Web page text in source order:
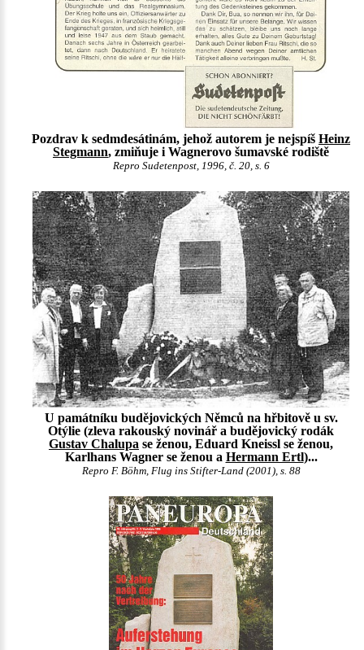
Pozdrav k sedmdesátinám, jehož autorem je nejspíš Heinz
Stegmann, zmiňuje i Wagnerovo šumavské rodiště
Repro Sudetenpost, 1996, č. 20, s. 6
U památníku budějovických Němců na hřbitově u sv.
Otýlie (zleva rakouský novinář a budějovický rodák
Gustav Chalupa se ženou, Eduard Kneissl se ženou,
Karlhans Wagner se ženou a Hermann Ertl)...
Repro F. Böhm, Flug ins Stifter-Land (2001), s. 88